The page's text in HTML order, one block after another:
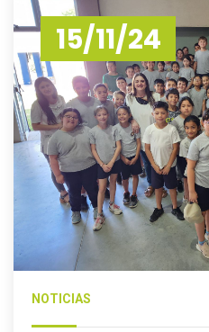
15/11/24
NOTICIAS